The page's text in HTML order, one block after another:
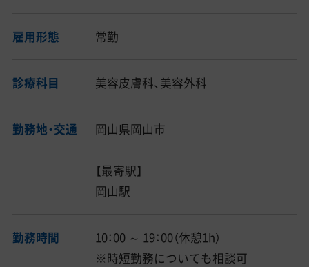
雇用形態 常勤
診療科目 美容皮膚科、美容外科
勤務地・交通 岡山県岡山市
【最寄駅】
岡山駅
勤務時間
10：00 ～ 19：00（休憩1h）
※時短勤務についても相談可